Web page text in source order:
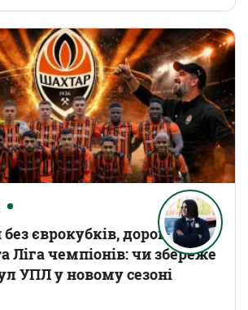
єврокубків, дорогі
Ліга чемпіонів: чи збереже
УПЛ у новому сезоні